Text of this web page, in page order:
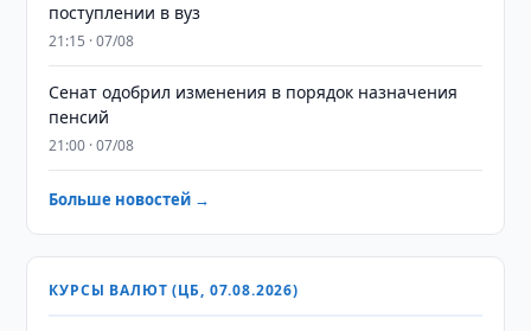
поступлении в вуз
21:15 · 07/08
Сенат одобрил изменения в порядок назначения
пенсий
21:00 · 07/08
Больше новостей →
КУРСЫ ВАЛЮТ (ЦБ, 07.08.2026)